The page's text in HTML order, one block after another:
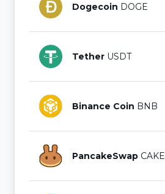
Dogecoin DOGE
Tether USDT
Binance Coin BNB
PancakeSwap CAKE